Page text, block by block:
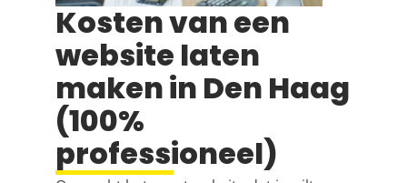
Kosten van een
website laten
maken in Den Haag
(100%
professioneel)